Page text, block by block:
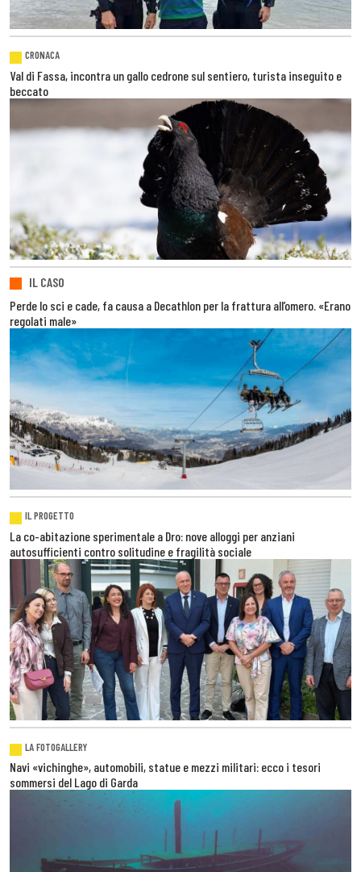
CRONACA
Val di Fassa, incontra un gallo cedrone sul sentiero, turista inseguito e
beccato
IL CASO
Perde lo sci e cade, fa causa a Decathlon per la frattura all’omero. «Erano
regolati male»
IL PROGETTO
La co-abitazione sperimentale a Dro: nove alloggi per anziani
autosufficienti contro solitudine e fragilità sociale
LA FOTOGALLERY
Navi «vichinghe», automobili, statue e mezzi militari: ecco i tesori
sommersi del Lago di Garda